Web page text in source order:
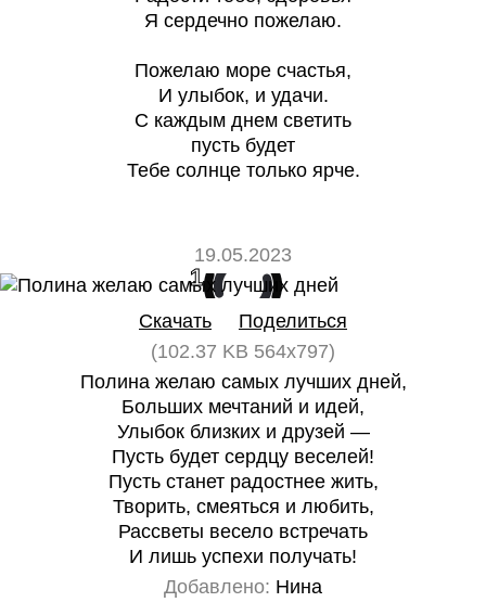
Я сердечно пожелаю.
Пожелаю море счастья,
И улыбок, и удачи.
С каждым днем светить
пусть будет
Тебе солнце только ярче.
19.05.2023
1 0
Скачать
Поделиться
(102.37 KB 564x797)
Полина желаю самых лучших дней,
Больших мечтаний и идей,
Улыбок близких и друзей —
Пусть будет сердцу веселей!
Пусть станет радостнее жить,
Творить, смеяться и любить,
Рассветы весело встречать
И лишь успехи получать!
Добавлено: Нина